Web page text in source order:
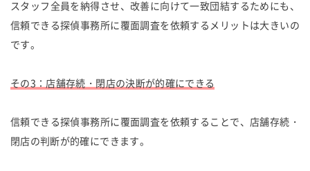
スタッフ全員を納得させ、改善に向けて一致団結するためにも、
信頼できる探偵事務所に覆面調査を依頼するメリットは大きいの
です。
その3：店舗存続・閉店の決断が的確にできる
信頼できる探偵事務所に覆面調査を依頼することで、店舗存続・
閉店の判断が的確にできます。